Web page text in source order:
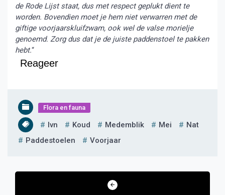
de Rode Lijst staat, dus met respect geplukt dient te
worden. Bovendien moet je hem niet verwarren met de
giftige voorjaarskluifzwam, ook wel de valse morielje
genoemd. Zorg dus dat je de juiste paddenstoel te pakken
hebt.“
Reageer
Flora en fauna
Ivn Koud Medemblik Mei
Nat
Paddestoelen
Voorjaar
Bericht